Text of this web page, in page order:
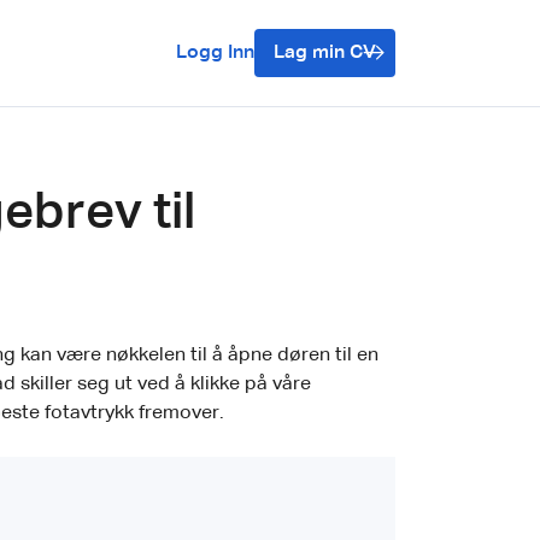
Logg Inn Lag min CV
til
kan være nøkkelen til å åpne døren til en
skiller seg ut ved å klikke på våre
fotavtrykk fremover.